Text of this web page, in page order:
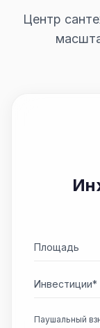
Центр
Площадь
Инвестиции*
Паушальный